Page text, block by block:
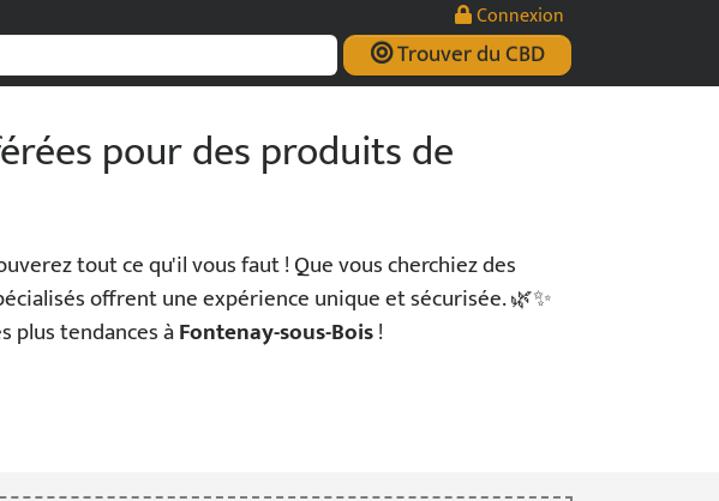
Connexion
Trouver du CBD
pour des produits de
tout ce qu'il vous faut ! Que vous cherchiez des
offrent une expérience unique et sécurisée. 🌿✨
plus tendances àFontenay-sous-Bois!